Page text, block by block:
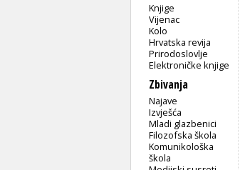
Knjige
Vijenac
Kolo
Hrvatska revija
Prirodoslovlje
Elektroničke knjige
Zbivanja
Najave
Izvješća
Mladi glazbenici
Filozofska škola
Komunikološka
škola